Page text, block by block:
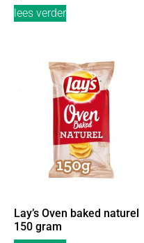
lees verder
Lay’s Oven baked naturel
150 gram